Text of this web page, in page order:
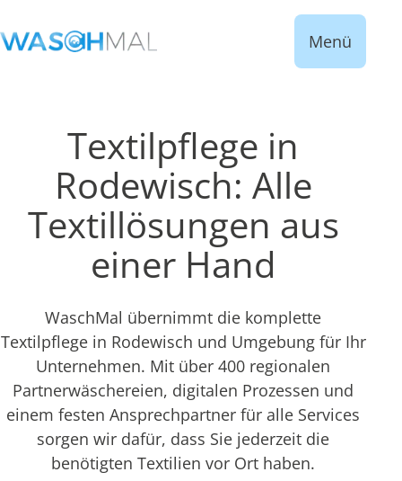
Menü
Textilpflege in
Rodewisch: Alle
Textillösungen aus
einer Hand
WaschMal übernimmt die komplette
Textilpflege in Rodewisch und Umgebung für Ihr
Unternehmen. Mit über 400 regionalen
Partnerwäschereien, digitalen Prozessen und
einem festen Ansprechpartner für alle Services
sorgen wir dafür, dass Sie jederzeit die
benötigten Textilien vor Ort haben.